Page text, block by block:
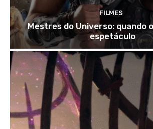
FILMES
Mestres do Universo: quando
espetáculo